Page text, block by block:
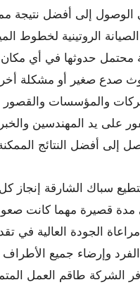
إلى أفضل نتيجة
الروتينية لخطوط
محتمل حدوثها في أي
صدع صغير أو مشكلة
والمؤسسات والقصور
على يد المهندسين
إلى أفضل النتائج
سباك الشارقة إنجاز
قصيرة مهما كانت
الجودة العالية في
الفرد وإرضاء جميع
الشركة طاقم العمل